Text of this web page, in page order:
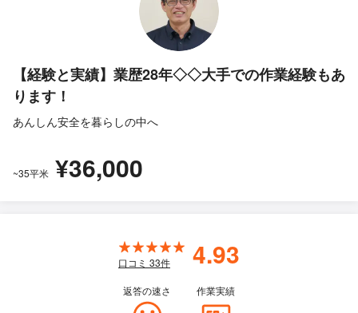
【経験と実績】業歴28年◇◇大手での作業経験もあ
ります！
あんしん安全を暮らしの中へ
~35平米 ¥36,000
口コミ 33件 4.93
返答の速さ 作業実績